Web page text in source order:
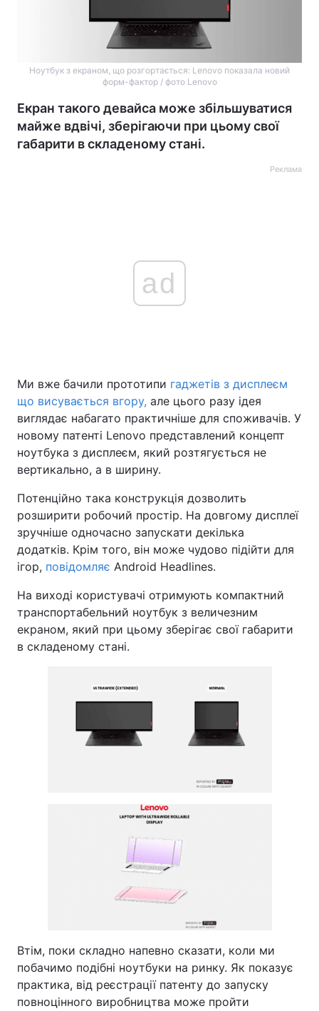
Ноутбук з екраном, що розгортається: Lenovo показала новий
форм-фактор / фото Lenovo
Екран такого девайса може збільшуватися
майже вдвічі, зберігаючи при цьому свої
габарити в складеному стані.
Реклама
ad
Ми вже бачили прототипи гаджетів з дисплеєм
що висувається вгору, але цього разу ідея
виглядає набагато практичніше для споживачів. У
новому патенті Lenovo представлений концепт
ноутбука з дисплеєм, який розтягується не
вертикально, а в ширину.
Потенційно така конструкція дозволить
розширити робочий простір. На довгому дисплеї
зручніше одночасно запускати декілька
додатків. Крім того, він може чудово підійти для
ігор, повідомляє Android Headlines.
На виході користувачі отримують компактний
транспортабельний ноутбук з величезним
екраном, який при цьому зберігає свої габарити
в складеному стані.
Втім, поки складно напевно сказати, коли ми
побачимо подібні ноутбуки на ринку. Як показує
практика, від реєстрації патенту до запуску
повноцінного виробництва може пройти